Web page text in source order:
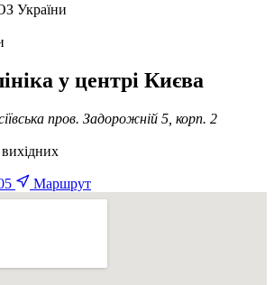
України
у центрі Києва
пров. Задорожній 5, корп. 2
Маршрут